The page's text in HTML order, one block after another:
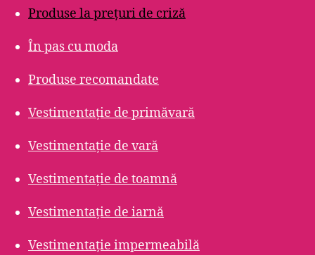
Produse la prețuri de criză
În pas cu moda
Produse recomandate
Vestimentație de primăvară
Vestimentație de vară
Vestimentație de toamnă
Vestimentație de iarnă
Vestimentație impermeabilă